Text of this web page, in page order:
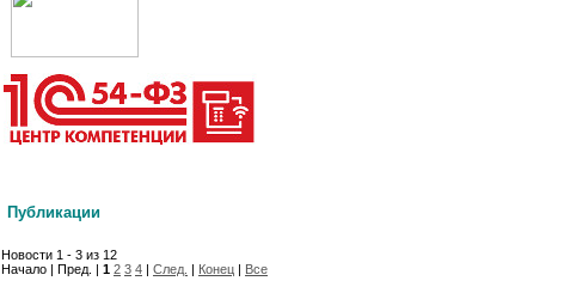
Публикации
Новости 1 - 3 из 12
Начало | Пред. | 1 2 3 4 | След. | Конец | Все